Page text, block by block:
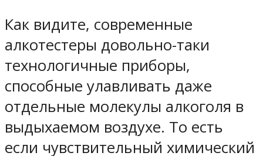
Как видите, современные
алкотестеры довольно-таки
технологичные приборы,
способные улавливать даже
отдельные молекулы алкоголя в
выдыхаемом воздухе. То есть
если чувствительный химический